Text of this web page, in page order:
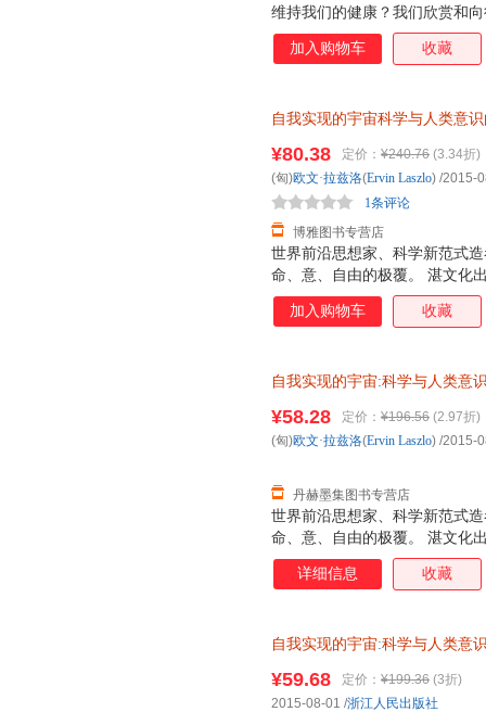
维持我们的健康？我们欣赏和
由？我们如何奋斗才能获得哲
科学”和创造了科学革命的激
互联系之时，我们发现科学在
改变我们的世界观，并改变我
提供来自于所有生命系统之间
证，系统
加入购物车 收藏
自我实现的宇宙科学与人类意
世界前沿思想家、科学新范式
命、意、自由的极覆。 湛文化
¥80.38 定价： ¥240.76 (3.34折)
博雅图书专营店
1条评论
(匈)欧文·拉兹洛(Ervin Laszlo) /2015-
加入购物车 收藏
自我实现的宇宙:科学与人类意
世界前沿思想家、科学新范式
命、意、自由的极覆。 湛文化
¥58.28 定价： ¥196.56 (2.97折)
丹赫墨集图书专营店
(匈)欧文·拉兹洛(Ervin Laszlo) /2015-
详细信息 收藏
自我实现的宇宙:科学与人类意
¥59.68 定价： ¥199.36 (3折)
2015-08-01 /浙江人民出版社